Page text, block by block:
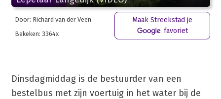
Door: Richard van der Veen
Bekeken: 3364x
Maak Streekstad je
favoriet
Dinsdagmiddag is de bestuurder van een
bestelbus met zijn voertuig in het water bij de